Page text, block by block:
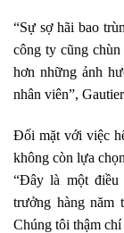
“Sự sợ hãi bao
công ty cũng
hơn những ảnh
nhân viên”,
Đối mặt với việc
không còn lựa
“Đây là một điều
trưởng hàng năm
Chúng tôi thậm